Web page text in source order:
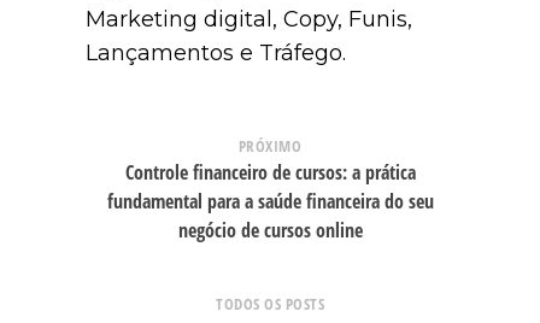
Marketing digital, Copy, Funis,
Lançamentos e Tráfego.
PRÓXIMO
Controle financeiro de cursos: a prática
fundamental para a saúde financeira do seu
negócio de cursos online
TODOS OS POSTS